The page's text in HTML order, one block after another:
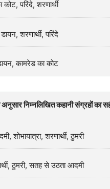
परिंदे, शरणार्थी
शरणार्थी, परिंदे
कामरेड का कोट
निम्नलिखित कहानी संग्रहों का
शोभायात्रा, शरणार्थी, ठुमरी
ठुमरी, सतह से उठता आदमी